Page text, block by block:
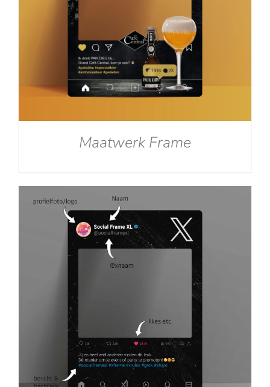
Maatwerk Frame